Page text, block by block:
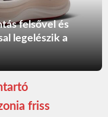
felsővel és
legelészik a
friss